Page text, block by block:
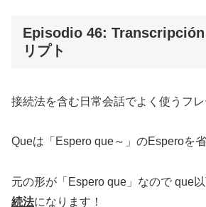
Episodio 46: Transcripción
リプト
接続法を含む日常会話でよく使うフレ
Queは「Espero que～」のEsperoを
元の形が「Espero que」なので que
続法になります！